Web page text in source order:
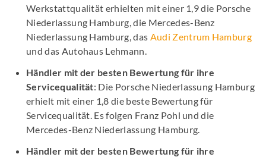
Werkstattqualität erhielten mit einer 1,9 die Porsche
Niederlassung Hamburg, die Mercedes-Benz
Niederlassung Hamburg, das Audi Zentrum Hamburg
und das Autohaus Lehmann.
Händler mit der besten Bewertung für ihre
Servicequalität: Die Porsche Niederlassung Hamburg
erhielt mit einer 1,8 die beste Bewertung für
Servicequalität. Es folgen Franz Pohl und die
Mercedes-Benz Niederlassung Hamburg.
Händler mit der besten Bewertung für ihre